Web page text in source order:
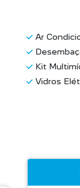
Ar
Kit
Vidros